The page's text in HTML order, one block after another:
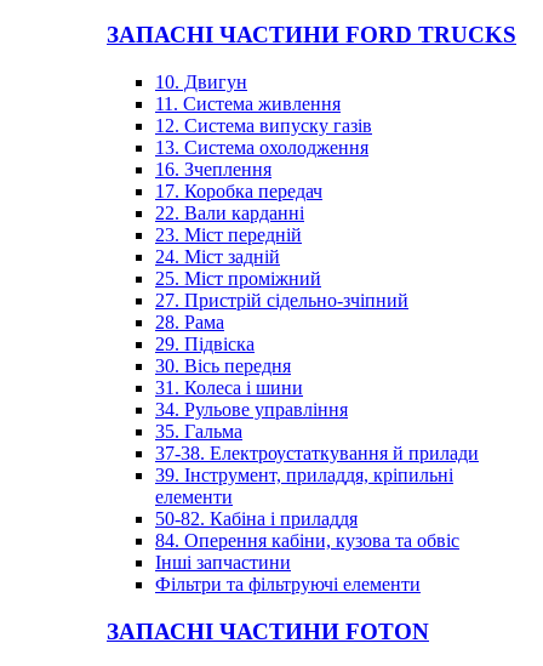
ЗАПАСНІ ЧАСТИНИ FORD TRUCKS
10. Двигун
11. Система живлення
12. Система випуску газів
13. Система охолодження
16. Зчеплення
17. Коробка передач
22. Вали карданні
23. Міст передній
24. Міст задній
25. Міст проміжний
27. Пристрій сідельно-зчіпний
28. Рама
29. Підвіска
30. Вісь передня
31. Колеса і шини
34. Рульове управління
35. Гальма
37-38. Електроустаткування й прилади
39. Інструмент, приладдя, кріпильні
елементи
50-82. Кабіна і приладдя
84. Оперення кабіни, кузова та обвіс
Інші запчастини
Фільтри та фільтруючі елементи
ЗАПАСНІ ЧАСТИНИ FOTON